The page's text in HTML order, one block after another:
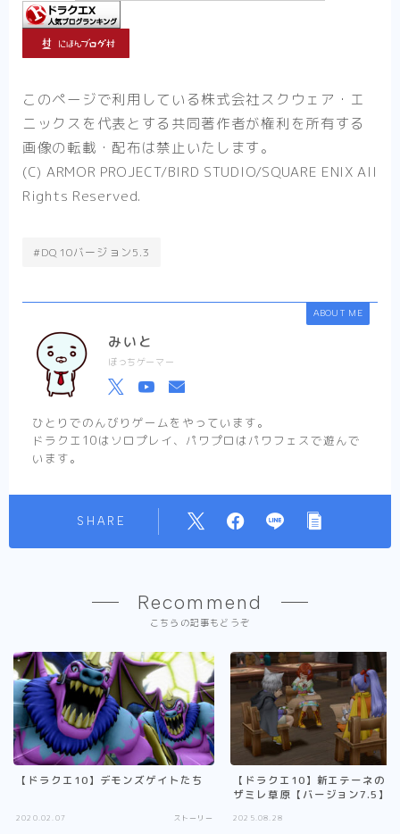
このページで利用している株式会社スクウェア・エ
ニックスを代表とする共同著作者が権利を所有する
画像の転載・配布は禁止いたします。
(C) ARMOR PROJECT/BIRD STUDIO/SQUARE ENIX All
Rights Reserved.
#DQ10バージョン5.3
ABOUT ME
みいと
ぼっちゲーマー
ひとりでのんびりゲームをやっています。
ドラクエ10はソロプレイ、パワプロはパワフェスで遊んで
います。
SHARE
Recommend
こちらの記事もどうぞ
【ドラクエ10】デモンズゲイトたち
2020.02.07 ストーリー
【ドラクエ10】新エテーネの
ザミレ草原【バージョン7.5】
2025.08.28